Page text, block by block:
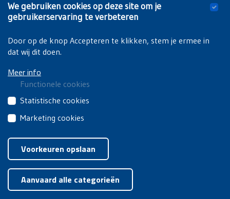
Op de campus van de VUB te Elsene kan je trouwens ook het
Humanistisch Sculpturenpark bezoeken en de
Privacyverklaring
We gebruiken cookies op deze site om je
gebruikerservaring te verbeteren
Door op de knop Accepteren te klikken, stem je ermee in
dat wij dit doen.
Meer info
Functionele cookies
Deze
zijn
de
website
goed
te
Statistische cookies
Deze
van
derden
brengen
jouw
gebruik
Marketing cookies
cookies
van
derden
worden
gebruikt
Voorkeuren opslaan
Aanvaard alle categorieën